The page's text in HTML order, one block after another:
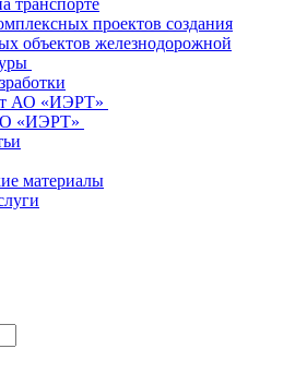
транспорте
проектов создания
объектов железнодорожной
АО «ИЭРТ»
«ИЭРТ»
материалы